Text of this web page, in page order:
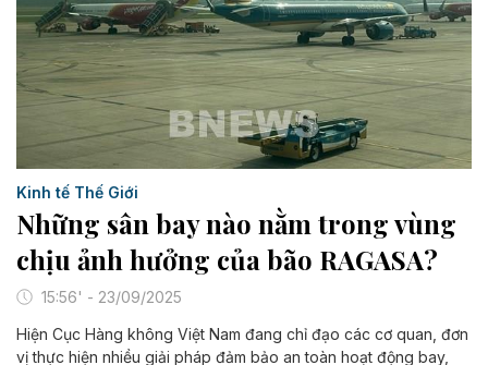
Kinh tế Thế Giới
Những sân bay nào nằm trong vùng
chịu ảnh hưởng của bão RAGASA?
15:56' - 23/09/2025
Hiện Cục Hàng không Việt Nam đang chỉ đạo các cơ quan, đơn
vị thực hiện nhiều giải pháp đảm bảo an toàn hoạt động bay,